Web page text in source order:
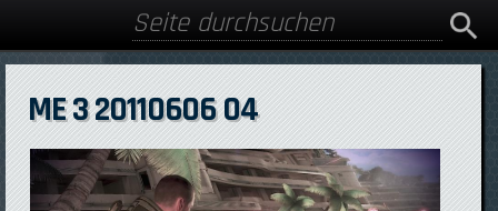
Suchformular
Suche
ME 3 20110606 04